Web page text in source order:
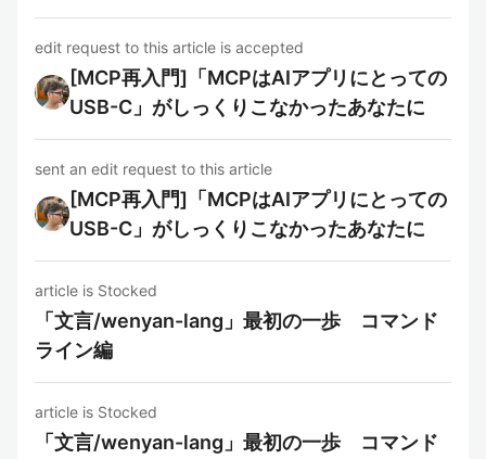
edit request to this article is accepted
[MCP再入門]「MCPはAIアプリにとっての
USB-C」がしっくりこなかったあなたに
sent an edit request to this article
[MCP再入門]「MCPはAIアプリにとっての
USB-C」がしっくりこなかったあなたに
article is Stocked
「文言/wenyan-lang」最初の一歩 コマンド
ライン編
article is Stocked
「文言/wenyan-lang」最初の一歩 コマンド